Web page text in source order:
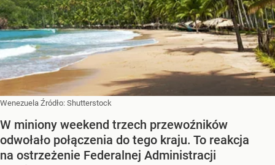
Wenezuela Źródło: Shutterstock
W miniony weekend trzech przewoźników
odwołało połączenia do tego kraju. To reakcja
na ostrzeżenie Federalnej Administracji